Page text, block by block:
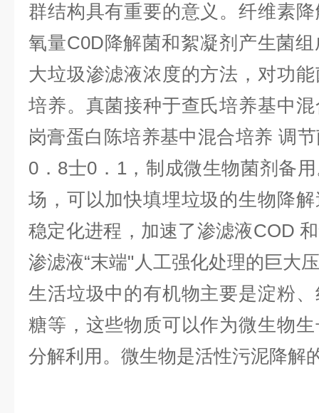
群结构具有重要的意义。纤维素
氧量C0D降解菌和絮凝剂产生菌
大垃圾渗滤液浓度的方法，对功
培养。真菌接种于查氏培养基中
岗膏蛋白陈培养基中混合培养 调
0．8士0．1，制成微生物菌剂 备
场，可以加快填埋垃圾的生物降
稳定化进程，加速了渗滤液COD
渗滤液“末端"人工强化处理的巨大
生活垃圾中的有机物主要是淀粉
糖等，这些物质可以作为微生物
分解利用。微生物是活性污泥降解